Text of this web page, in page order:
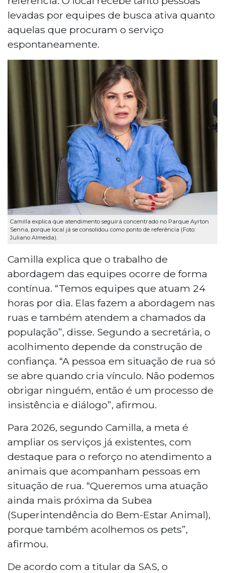
levadas por equipes de busca ativa quanto
aquelas que procuram o serviço
espontaneamente.
Camilla explica que atendimento seguirá concentrado no Parque Ayrton
Senna, porque local já se consolidou como ponto de referência (Foto:
Juliano Almeida).
Camilla explica que o trabalho de
abordagem das equipes ocorre de forma
contínua. “Temos equipes que atuam 24
horas por dia. Elas fazem a abordagem nas
ruas e também atendem a chamados da
população”, disse. Segundo a secretária, o
acolhimento depende da construção de
confiança. “A pessoa em situação de rua só
se abre quando cria vínculo. Não podemos
obrigar ninguém, então é um processo de
insistência e diálogo”, afirmou.
Para 2026, segundo Camilla, a meta é
ampliar os serviços já existentes, com
destaque para o reforço no atendimento a
animais que acompanham pessoas em
situação de rua. “Queremos uma atuação
ainda mais próxima da Subea
(Superintendência do Bem-Estar Animal),
porque também acolhemos os pets”,
afirmou.
De acordo com a titular da SAS, o